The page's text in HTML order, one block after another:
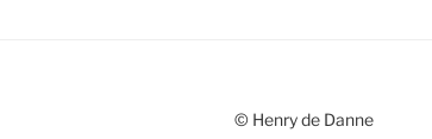
© Henry de Danne